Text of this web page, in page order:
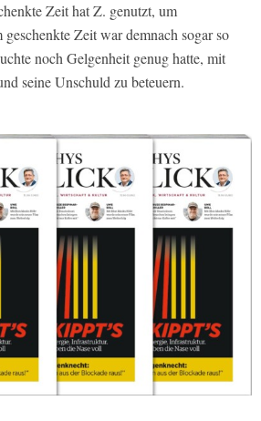
Zeit hat Z. genutzt, um
Zeit war demnach sogar so
noch Gelgenheit genug hatte, mit
seine Unschuld zu beteuern.